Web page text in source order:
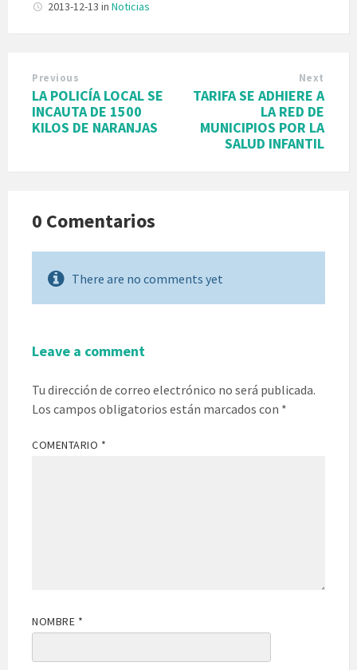
2013-12-13 in Noticias
Previous
LA POLICÍA LOCAL SE
INCAUTA DE 1500
KILOS DE NARANJAS
Next
TARIFA SE ADHIERE A
LA RED DE
MUNICIPIOS POR LA
SALUD INFANTIL
0 Comentarios
There are no comments yet
Leave a comment
Tu dirección de correo electrónico no será publicada.
Los campos obligatorios están marcados con *
COMENTARIO *
NOMBRE *